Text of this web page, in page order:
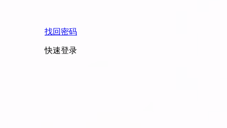
找回密码
快速登录